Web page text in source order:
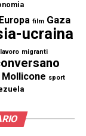
Europa film Gaza
ucraina
lavoro migranti
sport